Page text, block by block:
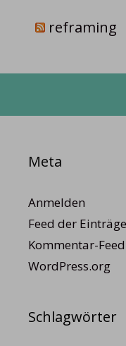
reframing
Meta
Anmelden
Feed der Einträge
Kommentar-Feed
WordPress.org
Schlagwörter